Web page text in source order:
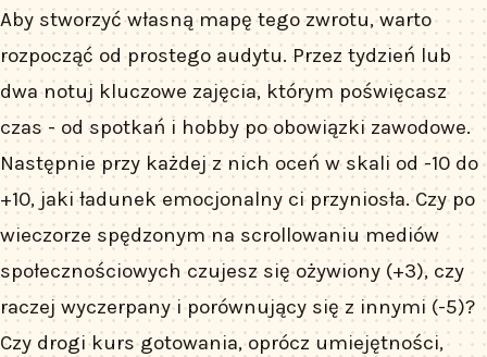
Aby stworzyć własną mapę tego zwrotu, warto
rozpocząć od prostego audytu. Przez tydzień lub
dwa notuj kluczowe zajęcia, którym poświęcasz
czas - od spotkań i hobby po obowiązki zawodowe.
Następnie przy każdej z nich oceń w skali od -10 do
+10, jaki ładunek emocjonalny ci przyniosła. Czy po
wieczorze spędzonym na scrollowaniu mediów
społecznościowych czujesz się ożywiony (+3), czy
raczej wyczerpany i porównujący się z innymi (-5)?
Czy drogi kurs gotowania, oprócz umiejętności,